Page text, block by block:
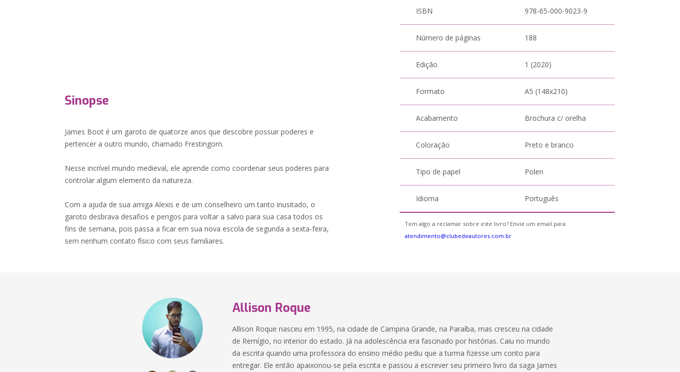
Sinopse
James Boot é um garoto de quatorze anos que descobre possuir poderes e
pertencer a outro mundo, chamado Frestingorn.
Nesse incrível mundo medieval, ele aprende como coordenar seus poderes para
controlar algum elemento da natureza.
Com a ajuda de sua amiga Alexis e de um conselheiro um tanto inusitado, o
garoto desbrava desafios e perigos para voltar a salvo para sua casa todos os
fins de semana, pois passa a ficar em sua nova escola de segunda a sexta-feira,
sem nenhum contato físico com seus familiares.
ISBN 978-65-000-9023-9
Número de páginas 188
Edição 1 (2020)
Formato A5 (148x210)
Acabamento Brochura c/ orelha
Coloração Preto e branco
Tipo de papel Polen
Idioma Português
Tem algo a reclamar sobre este livro? Envie um email para
atendimento@clubedeautores.com.br
Allison Roque
Allison Roque nasceu em 1995, na cidade de Campina Grande, na Paraíba, mas cresceu na cidade
de Remígio, no interior do estado. Já na adolescência era fascinado por histórias. Caiu no mundo
da escrita quando uma professora do ensino médio pediu que a turma fizesse um conto para
entregar. Ele então apaixonou-se pela escrita e passou a escrever seu primeiro livro da saga James